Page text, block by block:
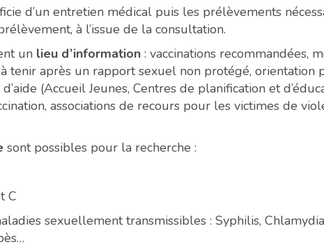
d’un entretien médical puis les prélèvements
à l’issue de la consultation.
un lieu d’information : vaccinations recommandées,
tenir après un rapport sexuel non protégé, orientation
(Accueil Jeunes, Centres de planification et
associations de recours pour les victimes de
sont possibles pour la recherche :
C
sexuellement transmissibles : Syphilis,